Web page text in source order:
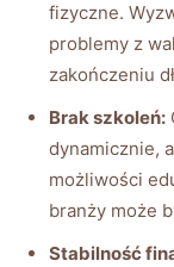
fizyczne.
problemy z
zakończeniu
Brak szkoleń:
dynamicznie,‍
możliwości⁣
branży może
Stabilność